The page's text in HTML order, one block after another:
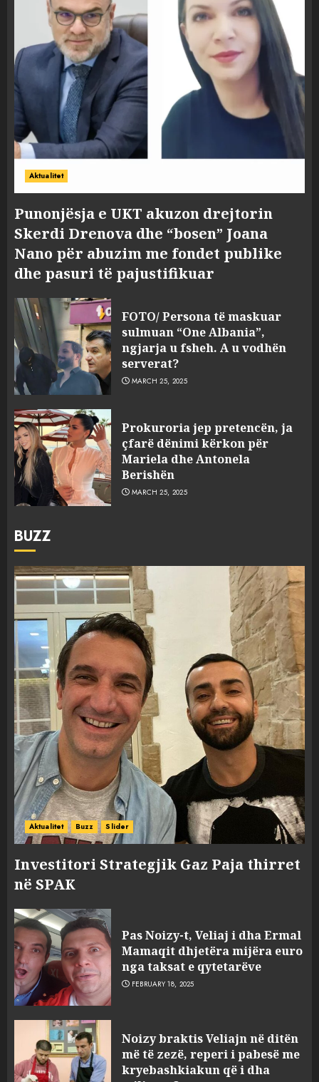
Aktualitet
Punonjësja e UKT akuzon drejtorin
Skerdi Drenova dhe “bosen” Joana
Nano për abuzim me fondet publike
dhe pasuri të pajustifikuar
FOTO/ Persona të maskuar
sulmuan “One Albania”,
ngjarja u fsheh. A u vodhën
serverat?
MARCH 25, 2025
Prokuroria jep pretencën, ja
çfarë dënimi kërkon për
Mariela dhe Antonela
Berishën
MARCH 25, 2025
BUZZ
Aktualitet Buzz Slider
Investitori Strategjik Gaz Paja thirret
në SPAK
Pas Noizy-t, Veliaj i dha Ermal
Mamaqit dhjetëra mijëra euro
nga taksat e qytetarëve
FEBRUARY 18, 2025
Noizy braktis Veliajn në ditën
më të zezë, reperi i pabesë me
kryebashkiakun që i dha
3
sulmuan “One Albania”,
ngjarja u fsheh. A u vodhën
serverat?
çfarë dënimi kërkon për
Mariela dhe Antonela
Berishën